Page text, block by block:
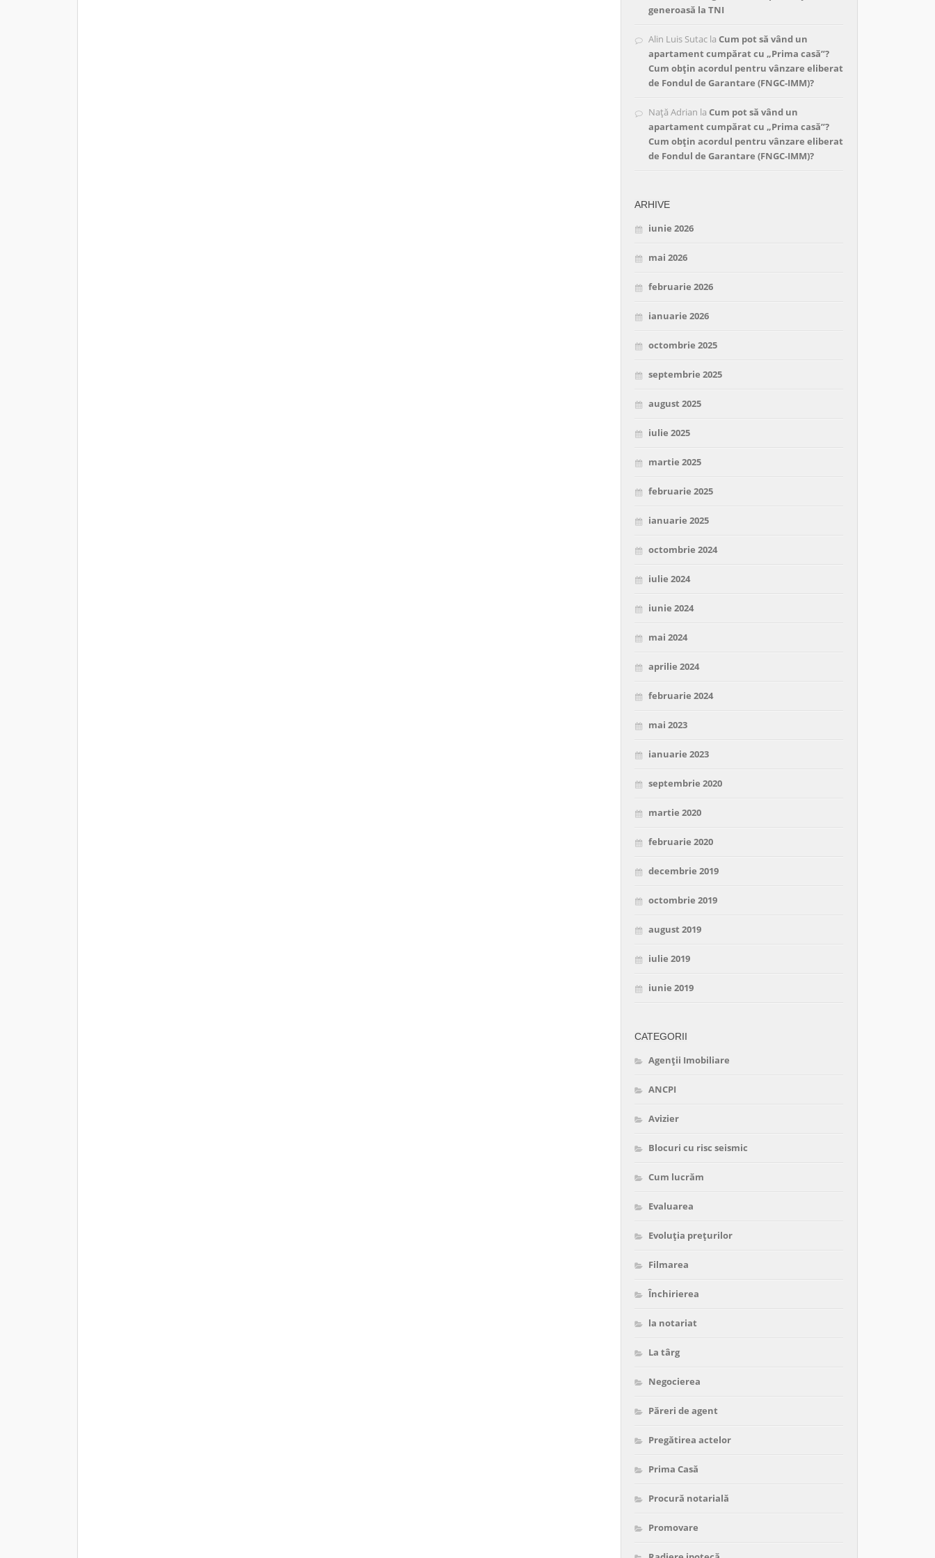
generoasă la TNI
Alin Luis Sutac la Cum pot să vând un
apartament cumpărat cu „Prima casă”?
Cum obțin acordul pentru vânzare eliberat
de Fondul de Garantare (FNGC-IMM)?
Nață Adrian la Cum pot să vând un
apartament cumpărat cu „Prima casă”?
Cum obțin acordul pentru vânzare eliberat
de Fondul de Garantare (FNGC-IMM)?
ARHIVE
iunie 2026
mai 2026
februarie 2026
ianuarie 2026
octombrie 2025
septembrie 2025
august 2025
iulie 2025
martie 2025
februarie 2025
ianuarie 2025
octombrie 2024
iulie 2024
iunie 2024
mai 2024
aprilie 2024
februarie 2024
mai 2023
ianuarie 2023
septembrie 2020
martie 2020
februarie 2020
decembrie 2019
octombrie 2019
august 2019
iulie 2019
iunie 2019
CATEGORII
Agenții Imobiliare
ANCPI
Avizier
Blocuri cu risc seismic
Cum lucrăm
Evaluarea
Evoluția prețurilor
Filmarea
Închirierea
la notariat
La târg
Negocierea
Păreri de agent
Pregătirea actelor
Prima Casă
Procură notarială
Promovare